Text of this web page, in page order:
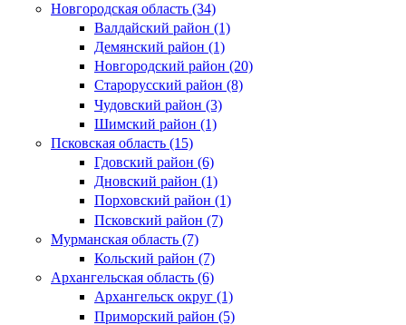
Новгородская область (34)
Валдайский район (1)
Демянский район (1)
Новгородский район (20)
Старорусский район (8)
Чудовский район (3)
Шимский район (1)
Псковская область (15)
Гдовский район (6)
Дновский район (1)
Порховский район (1)
Псковский район (7)
Мурманская область (7)
Кольский район (7)
Архангельская область (6)
Архангельск округ (1)
Приморский район (5)